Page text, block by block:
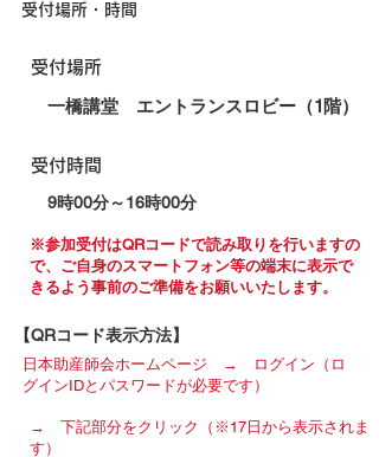
​受付場所・時間
受付場所
​一橋講堂 エントランスロビー（1階）
受付時間
9時00分～16時00分
※参加受付はQRコードで読み取りを行いますの
で、ご自身のスマートフォン等の端末に表示で
きるよう事前のご準備をお願いいたします。
【QRコード表示方法】
日本助産師会ホームページ → ログイン（ロ
グインIDとパスワードが必要です）
→ 下記部分をクリック（※17日から表示されま
す）